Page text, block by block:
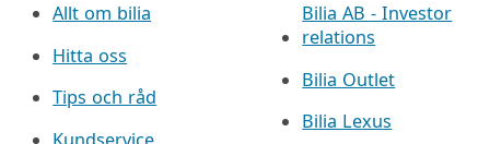
Allt om bilia
Hitta oss
Tips och råd
Kundservice
Bilia AB - Investor
relations
Bilia Outlet
Bilia Lexus